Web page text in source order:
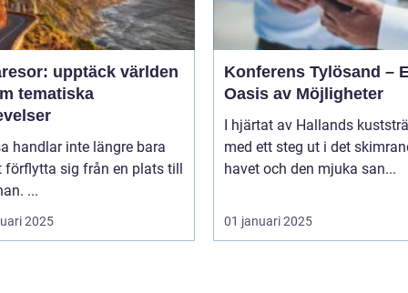
upptäck världen
tematiska
handlar inte längre bara
förflytta sig från en plats till
...
2025
Konferens Tylösand –
Oasis av Möjligheter
I hjärtat av Hallands
med ett steg ut i det
havet och den mjuka san...
01 januari 2025